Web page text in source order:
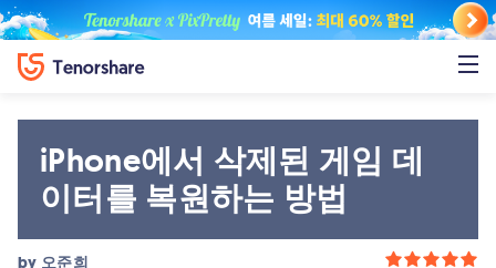
iPhone에서 삭제된 게임 데
이터를 복원하는 방법
by 오준희